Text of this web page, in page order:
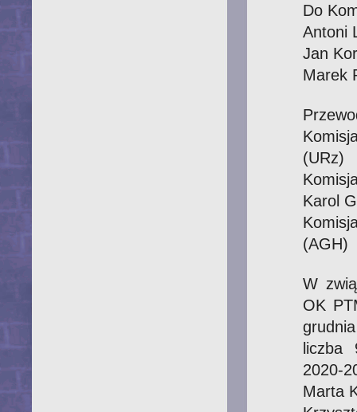
Do
Antoni
Jan
Marek
(URz)
Karol
(AGH)
W
OK
liczba
2020-
Marta